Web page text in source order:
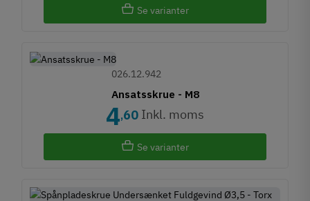
Se varianter
Ansatsskrue - M8
026.12.942
4,60 Inkl. moms
Se varianter